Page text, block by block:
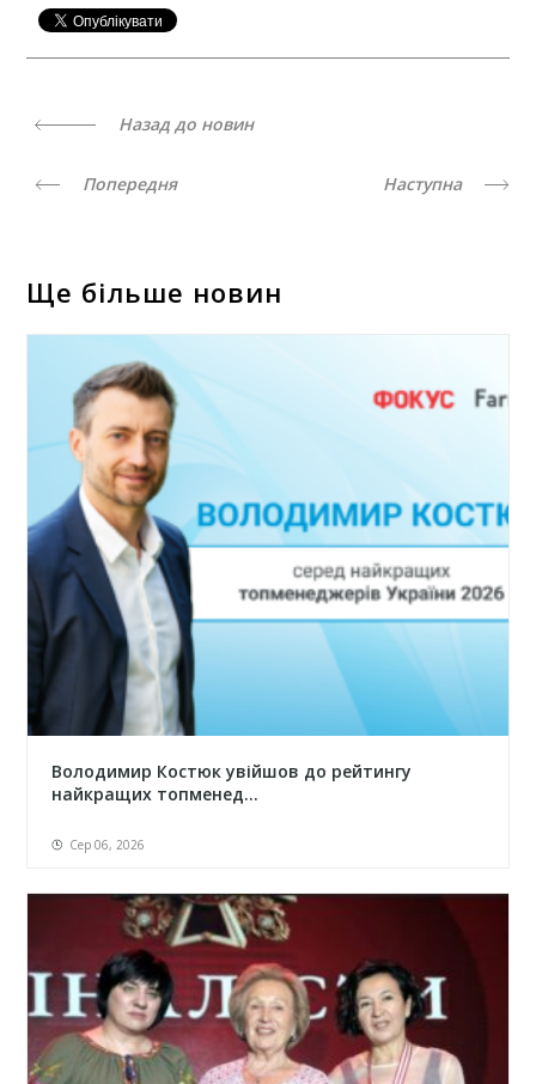
Назад до новин
Попередня Наступна
Ще більше новин
Володимир Костюк увійшов до рейтингу
найкращих топменед...
Сер 06, 2026